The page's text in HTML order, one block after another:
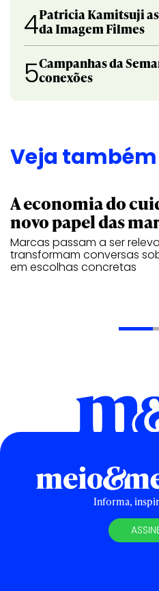
4Patricia Kamitsuji
da Imagem Filmes
5Campanhas da
conexões
Veja também
A economia do
novo papel das
Marcas passam a ser
transformam conversas
em escolhas concretas
Informa,